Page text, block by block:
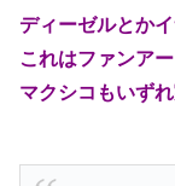
ディーゼルとか
これはファンア
マクシコもいず